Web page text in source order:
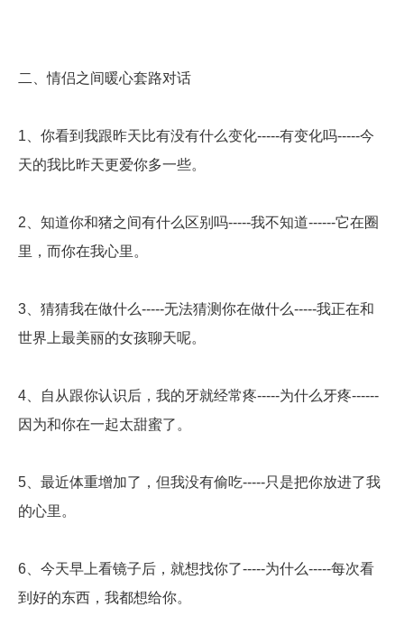
二、情侣之间暖心套路对话
1、你看到我跟昨天比有没有什么变化-----有变化吗-----今
天的我比昨天更爱你多一些。
2、知道你和猪之间有什么区别吗-----我不知道------它在圈
里，而你在我心里。
3、猜猜我在做什么-----无法猜测你在做什么-----我正在和
世界上最美丽的女孩聊天呢。
4、自从跟你认识后，我的牙就经常疼-----为什么牙疼------
因为和你在一起太甜蜜了。
5、最近体重增加了，但我没有偷吃-----只是把你放进了我
的心里。
6、今天早上看镜子后，就想找你了-----为什么-----每次看
到好的东西，我都想给你。